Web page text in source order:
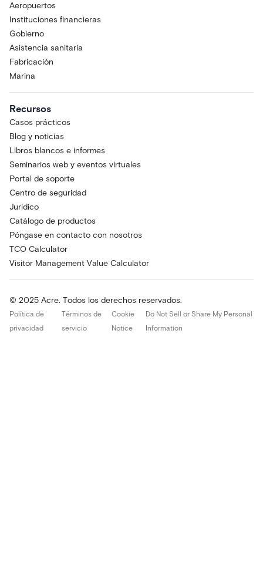
Aeropuertos
Instituciones financieras
Gobierno
Asistencia sanitaria
Fabricación
Marina
Recursos
Casos prácticos
Blog y noticias
Libros blancos e informes
Seminarios web y eventos virtuales
Portal de soporte
Centro de seguridad
Jurídico
Catálogo de productos
Póngase en contacto con nosotros
TCO Calculator
Visitor Management Value Calculator
© 2025 Acre. Todos los derechos reservados.
Política de
privacidad
Términos de
servicio
Cookie
Notice
Do Not Sell or Share My Personal
Information